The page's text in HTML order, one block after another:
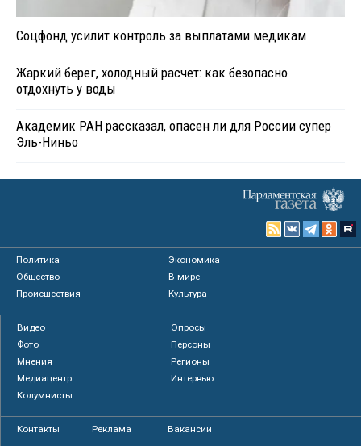
Соцфонд усилит контроль за выплатами медикам
Жаркий берег, холодный расчет: как безопасно
отдохнуть у воды
Академик РАН рассказал, опасен ли для России супер
Эль-Ниньо
Политика
Экономика
Общество
В мире
Происшествия
Культура
Видео
Опросы
Фото
Персоны
Мнения
Регионы
Медиацентр
Интервью
Колумнисты
Контакты Реклама Вакансии